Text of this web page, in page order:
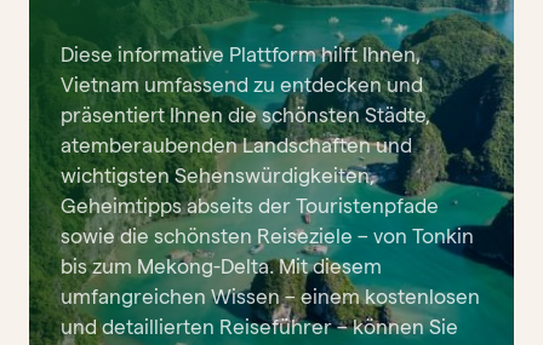
Diese informative Plattform hilft Ihnen,
Vietnam umfassend zu entdecken und
präsentiert Ihnen die schönsten Städte,
atemberaubenden Landschaften und
wichtigsten Sehenswürdigkeiten,
Geheimtipps abseits der Touristenpfade
sowie die schönsten Reiseziele – von Tonkin
bis zum Mekong-Delta. Mit diesem
umfangreichen Wissen – einem kostenlosen
und detaillierten Reiseführer – können Sie